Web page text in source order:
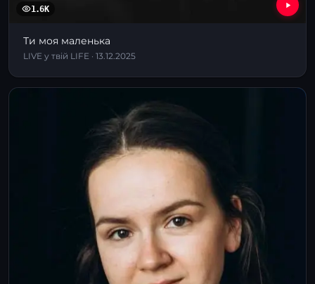
1.6K
Ти моя маленька
LIVE у твій LIFE · 13.12.2025